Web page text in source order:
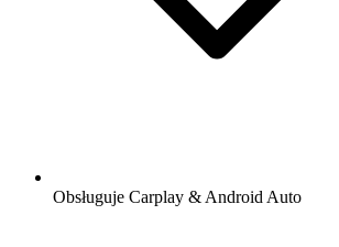
Obsługuje Carplay & Android Auto